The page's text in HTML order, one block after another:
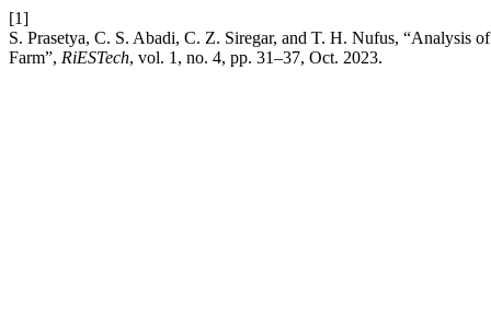
[1]
S. Prasetya, C. S. Abadi, C. Z. Siregar, and T. H. Nufus, “Analysis
Farm”, RiESTech, vol. 1, no. 4, pp. 31–37, Oct. 2023.